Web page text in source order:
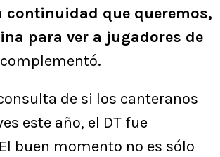
continuidad que queremos,
para ver a jugadores de
complementó.
de si los canteranos
este año, el DT fue
buen momento no es sólo